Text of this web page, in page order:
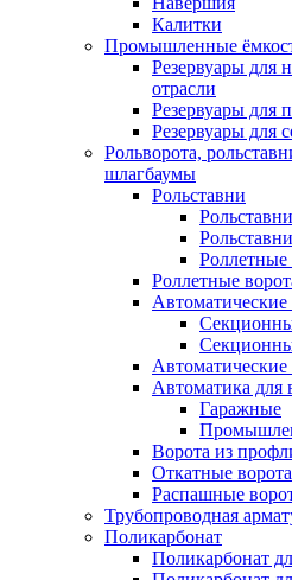
Калитки
Промышленные
Резервуары для
отрасли
Резервуары для
Резервуары для
Рольворота,
шлагбаумы
Рольставни
Роллетные
Роллетные
Автоматика для
Гаражные
Ворота из
Откатные ворота
Распашные
Трубопроводная
Поликарбонат
Поликарбонат